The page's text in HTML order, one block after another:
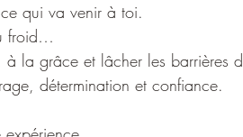
qui va venir à toi.
froid…
à la grâce et lâcher les barrières
détermination et confiance.